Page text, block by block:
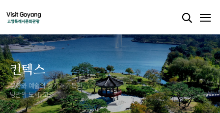
킨텍스
문화와 예술의 향기가 가득한
낭만의 도시, 고양